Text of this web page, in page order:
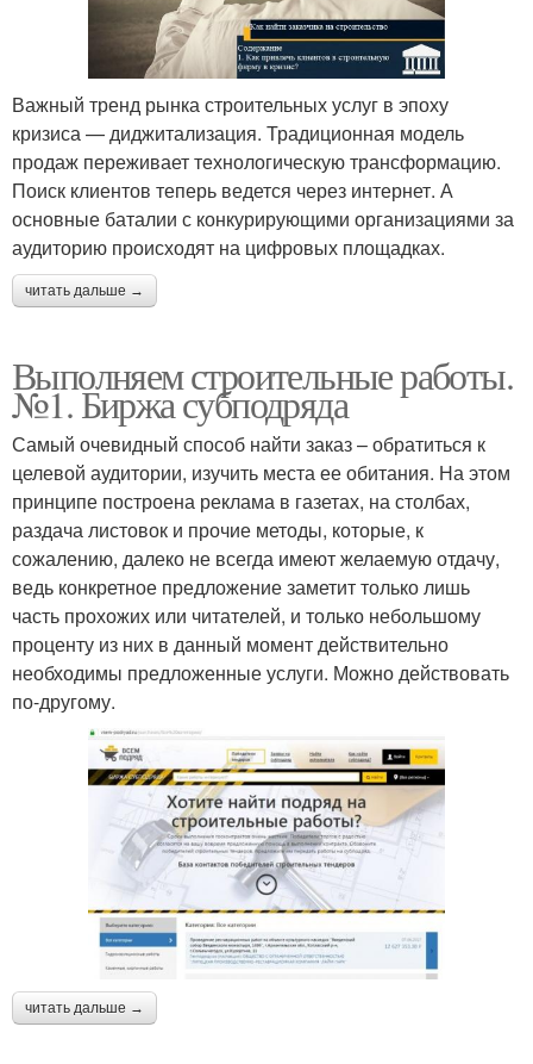
Важный тренд рынка строительных услуг в эпоху
кризиса — диджитализация. Традиционная модель
продаж переживает технологическую трансформацию.
Поиск клиентов теперь ведется через интернет. А
основные баталии с конкурирующими организациями за
аудиторию происходят на цифровых площадках.
читать дальше →
Выполняем строительные работы.
№1. Биржа субподряда
Самый очевидный способ найти заказ – обратиться к
целевой аудитории, изучить места ее обитания. На этом
принципе построена реклама в газетах, на столбах,
раздача листовок и прочие методы, которые, к
сожалению, далеко не всегда имеют желаемую отдачу,
ведь конкретное предложение заметит только лишь
часть прохожих или читателей, и только небольшому
проценту из них в данный момент действительно
необходимы предложенные услуги. Можно действовать
по-другому.
читать дальше →